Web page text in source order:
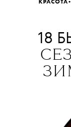
КРАСОТА•
18